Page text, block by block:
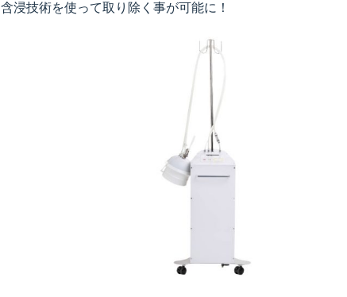
含浸技術を使って取り除く事が可能に！